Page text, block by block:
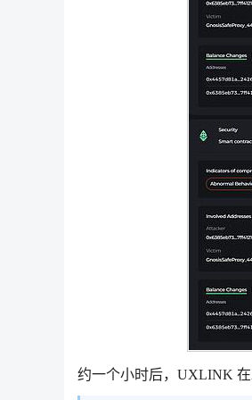
约一个小时后，UXLINK